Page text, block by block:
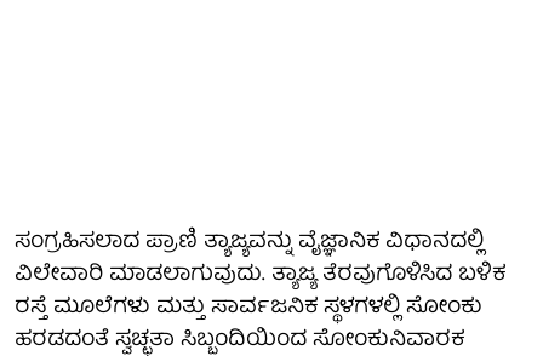
ಸಂಗ್ರಹಿಸಲಾದ ಪ್ರಾಣಿ ತ್ಯಾಜ್ಯವನ್ನು ವೈಜ್ಞಾನಿಕ ವಿಧಾನದಲ್ಲಿ
ವಿಲೇವಾರಿ ಮಾಡಲಾಗುವುದು. ತ್ಯಾಜ್ಯ ತೆರವುಗೊಳಿಸಿದ ಬಳಿಕ
ರಸ್ತೆ ಮೂಲೆಗಳು ಮತ್ತು ಸಾರ್ವಜನಿಕ ಸ್ಥಳಗಳಲ್ಲಿ ಸೋಂಕು
ಹರಡದಂತೆ ಸ್ವಚ್ಛತಾ ಸಿಬ್ಬಂದಿಯಿಂದ ಸೋಂಕುನಿವಾರಕ